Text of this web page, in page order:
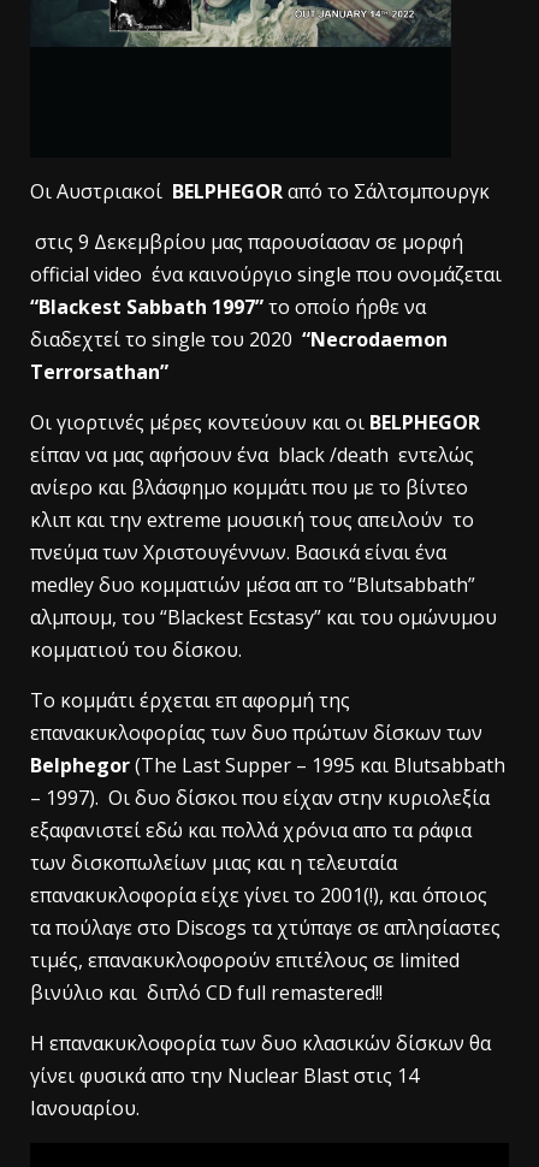
Οι Αυστριακοί BELPHEGORαπό το Σάλτσμπουργκ
στις 9 Δεκεμβρίου μας παρουσίασαν σε μορφή
official video ένα καινούργιο single που ονομάζεται
“Blackest Sabbath 1997”το οποίο ήρθε να
διαδεχτεί τo single του 2020 “Necrodaemon
Terrorsathan”
Οι γιορτινές μέρες κοντεύουν και οι BELPHEGOR
είπαν να μας αφήσουν ένα black /death εντελώς
ανίερο και βλάσφημο κομμάτι που με το βίντεο
κλιπ και την extreme μουσική τους απειλούν το
πνεύμα των Χριστουγέννων. Βασικά είναι ένα
medley δυο κομματιών μέσα απ το “Blutsabbath”
αλμπουμ, του “Blackest Ecstasy” και του ομώνυμου
κομματιού του δίσκου.
To κομμάτι έρχεται επ αφορμή της
επανακυκλοφορίας των δυο πρώτων δίσκων των
Belphegor(The Last Supper – 1995 και Blutsabbath
– 1997). Oι δυο δίσκοι που είχαν στην κυριολεξία
εξαφανιστεί εδώ και πολλά χρόνια απο τα ράφια
των δισκοπωλείων μιας και η τελευταία
επανακυκλοφορία είχε γίνει το 2001(!), και όποιος
τα πούλαγε στο Discogs τα χτύπαγε σε απλησίαστες
τιμές, επανακυκλοφορούν επιτέλους σε limited
βινύλιο και διπλό CD full remastered!!
Η επανακυκλοφορία των δυο κλασικών δίσκων θα
γίνει φυσικά απο την Nuclear Blast στις 14
Ιανουαρίου.